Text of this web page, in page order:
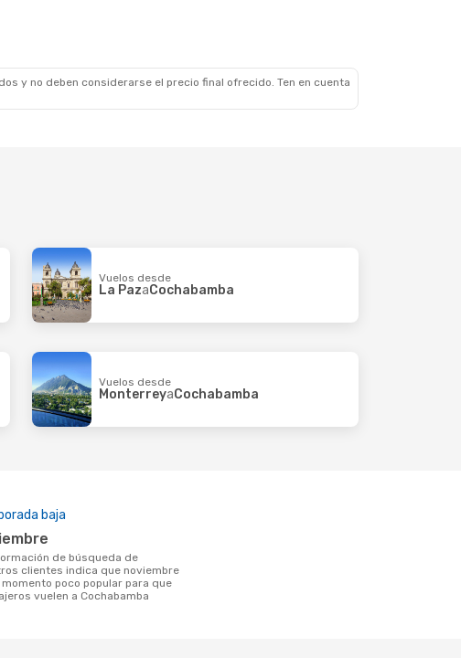
y no deben considerarse el precio final ofrecido. Ten en cuenta
Vuelos desde
La PazaCochabamba
Vuelos desde
MonterreyaCochabamba
baja
clientes indica que noviembre
momento poco popular para que
vuelen a Cochabamba